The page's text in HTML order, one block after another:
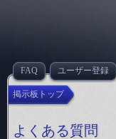
FAQ ユーザー登録
掲示板トップ
よくある質問